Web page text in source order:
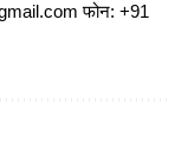
फोन: +91